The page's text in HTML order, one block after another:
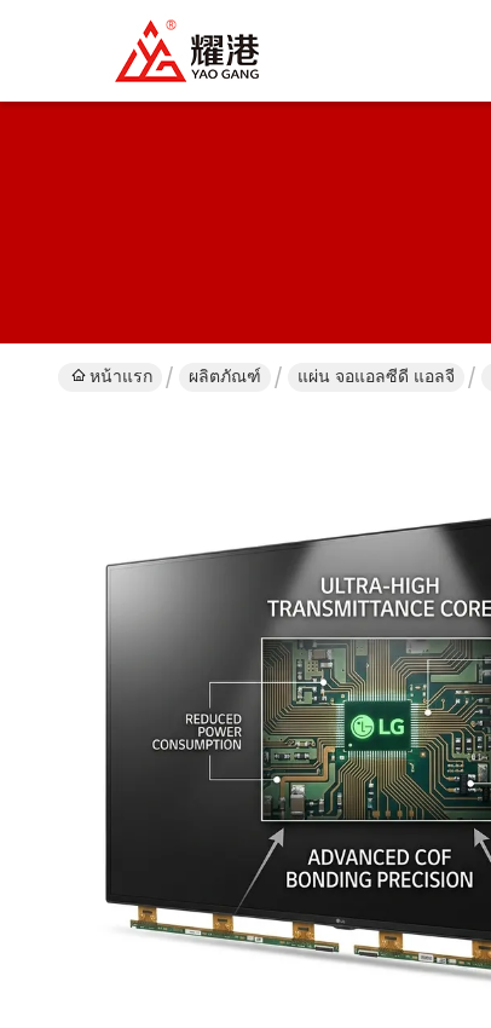
หน้าแรก ผลิตภัณฑ์ แผ่น จอแอลซีดี แอลจี